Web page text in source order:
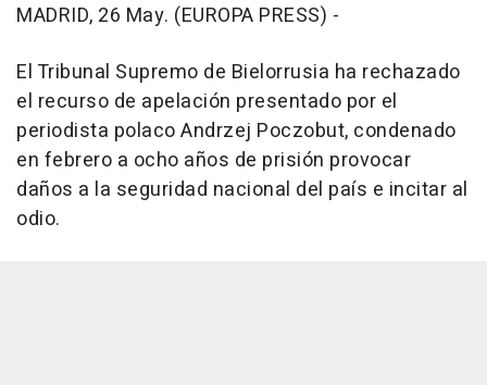
MADRID, 26 May. (EUROPA PRESS) -
El Tribunal Supremo de Bielorrusia ha rechazado
el recurso de apelación presentado por el
periodista polaco Andrzej Poczobut, condenado
en febrero a ocho años de prisión provocar
daños a la seguridad nacional del país e incitar al
odio.